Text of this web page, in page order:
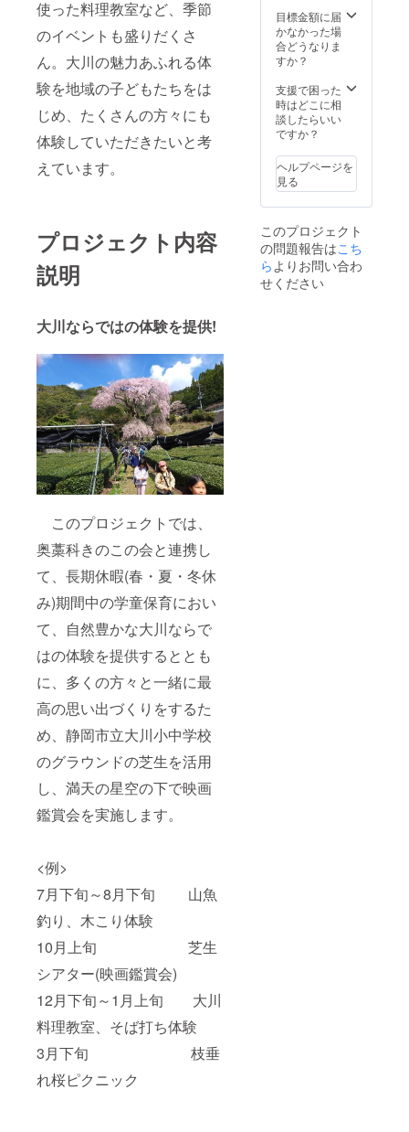
使った料理教室など、季節
のイベントも盛りだくさ
ん。大川の魅力あふれる体
験を地域の子どもたちをは
じめ、たくさんの方々にも
体験していただきたいと考
えています。
プロジェクト内容
説明
大川ならではの体験を提供!
このプロジェクトでは、
奥藁科きのこの会と連携し
て、長期休暇(春・夏・冬休
み)期間中の学童保育におい
て、自然豊かな大川ならで
はの体験を提供するととも
に、多くの方々と一緒に最
高の思い出づくりをするた
め、静岡市立大川小中学校
のグラウンドの芝生を活用
し、満天の星空の下で映画
鑑賞会を実施します。
<例>
7月下旬～8月下旬 山魚
釣り、木こり体験
10月上旬 芝生
シアター(映画鑑賞会)
12月下旬～1月上旬 大川
料理教室、そば打ち体験
3月下旬 枝垂
れ桜ピクニック
目標金額に届
かなかった場
合どうなりま
すか？
支援で困った
時はどこに相
談したらいい
ですか？
ヘルプページを
見る
このプロジェクト
の問題報告はこち
らよりお問い合わ
せください